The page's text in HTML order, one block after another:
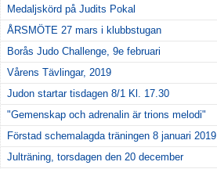
Medaljskörd på Judits Pokal
ÅRSMÖTE 27 mars i klubbstugan
Borås Judo Challenge, 9e februari
Vårens Tävlingar, 2019
Judon startar tisdagen 8/1 Kl. 17.30
"Gemenskap och adrenalin är trions melodi"
Förstad schemalagda träningen 8 januari 2019
Julträning, torsdagen den 20 december